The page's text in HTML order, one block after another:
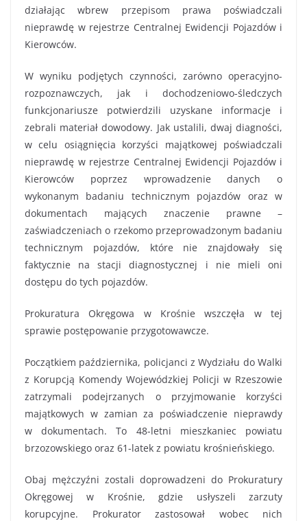
działając wbrew przepisom prawa poświadczali
nieprawdę w rejestrze Centralnej Ewidencji Pojazdów i
Kierowców.
W wyniku podjętych czynności, zarówno operacyjno-
rozpoznawczych, jak i dochodzeniowo-śledczych
funkcjonariusze potwierdzili uzyskane informacje i
zebrali materiał dowodowy. Jak ustalili, dwaj diagności,
w celu osiągnięcia korzyści majątkowej poświadczali
nieprawdę w rejestrze Centralnej Ewidencji Pojazdów i
Kierowców poprzez wprowadzenie danych o
wykonanym badaniu technicznym pojazdów oraz w
dokumentach mających znaczenie prawne –
zaświadczeniach o rzekomo przeprowadzonym badaniu
technicznym pojazdów, które nie znajdowały się
faktycznie na stacji diagnostycznej i nie mieli oni
dostępu do tych pojazdów.
Prokuratura Okręgowa w Krośnie wszczęła w tej
sprawie postępowanie przygotowawcze.
Początkiem października, policjanci z Wydziału do Walki
z Korupcją Komendy Wojewódzkiej Policji w Rzeszowie
zatrzymali podejrzanych o przyjmowanie korzyści
majątkowych w zamian za poświadczenie nieprawdy
w dokumentach. To 48-letni mieszkaniec powiatu
brzozowskiego oraz 61-latek z powiatu krośnieńskiego.
Obaj mężczyźni zostali doprowadzeni do Prokuratury
Okręgowej w Krośnie, gdzie usłyszeli zarzuty
korupcyjne. Prokurator zastosował wobec nich